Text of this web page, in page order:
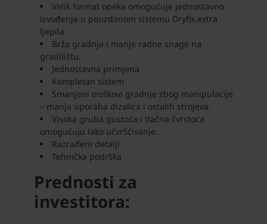
Velik format opeka omogućuje jednostavno
izvođenje u pouzdanom sistemu Dryfix.extra
ljepila.
Brža gradnja i manje radne snage na
gradilištu.
Jednostavna primjena
Kompletan sistem
Smanjeni troškovi gradnje zbog manipulacije
– manja uporaba dizalica i ostalih strojeva.
Visoka gruba gustoća i tlačna čvrstoća
omogućuju lako učvršćivanje.
Razrađeni detalji
Tehnička podrška
Prednosti za
investitora: